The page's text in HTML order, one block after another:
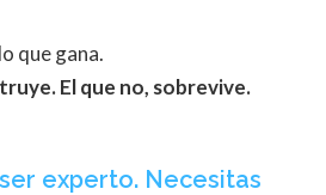
que gana.
El que no, sobrevive.
experto. Necesitas